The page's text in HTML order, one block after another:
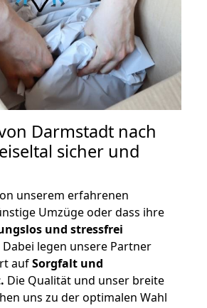
Darmstadt nach
sicher und
unserem erfahrenen
Umzüge oder dass ihre
und stressfrei
legen unsere Partner
aufSorgfalt und
Die Qualität und unser breite
uns zu der optimalen Wahl